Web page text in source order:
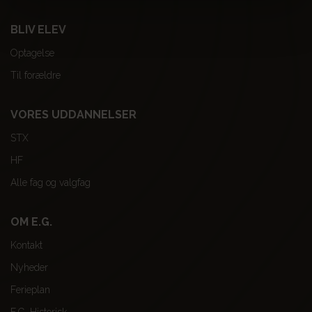
BLIV ELEV
Optagelse
Til forældre
VORES UDDANNELSER
STX
HF
Alle fag og valgfag
OM E.G.
Kontakt
Nyheder
Ferieplan